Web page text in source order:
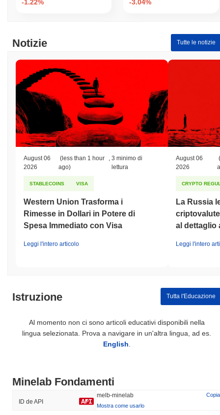
, superando il
mercato crypto complessivo che ha registrato un calo del0.77%.
-1.22% -3.04%
Notizie Tutte le notizie
August 06
2026
(less than 1 hour
ago)
3 minimo di
lettura
STABLECOINS VISA
Western Union Trasforma i
Rimesse in Dollari in Potere di
Spesa Immediato con Visa
Leggi l'intero articolo
August 06
2026
CRYPTO
La Russia
al dettaglio
Leggi l'intero
Istruzione Tutta l'Educazione
Al momento non ci sono articoli educativi disponibili nella
lingua selezionata. Prova a navigare in un'altra lingua, ad es.
English
Minelab Fondamenti
ID de API
melb-minelab
Copia
Mostra come usarlo